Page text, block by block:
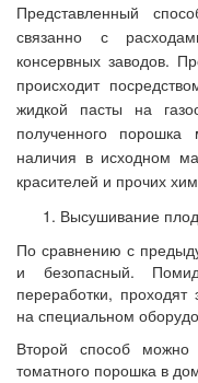
Представленный
связанно с
консервных заводов.
происходит
жидкой пасты на
полученного
наличия в исходном
красителей и прочих
Высушивание
По сравнению с
и безопасный.
переработки, проходят
на специальном
Второй способ можно
томатного порошка в